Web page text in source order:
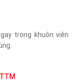
trong khuôn viên